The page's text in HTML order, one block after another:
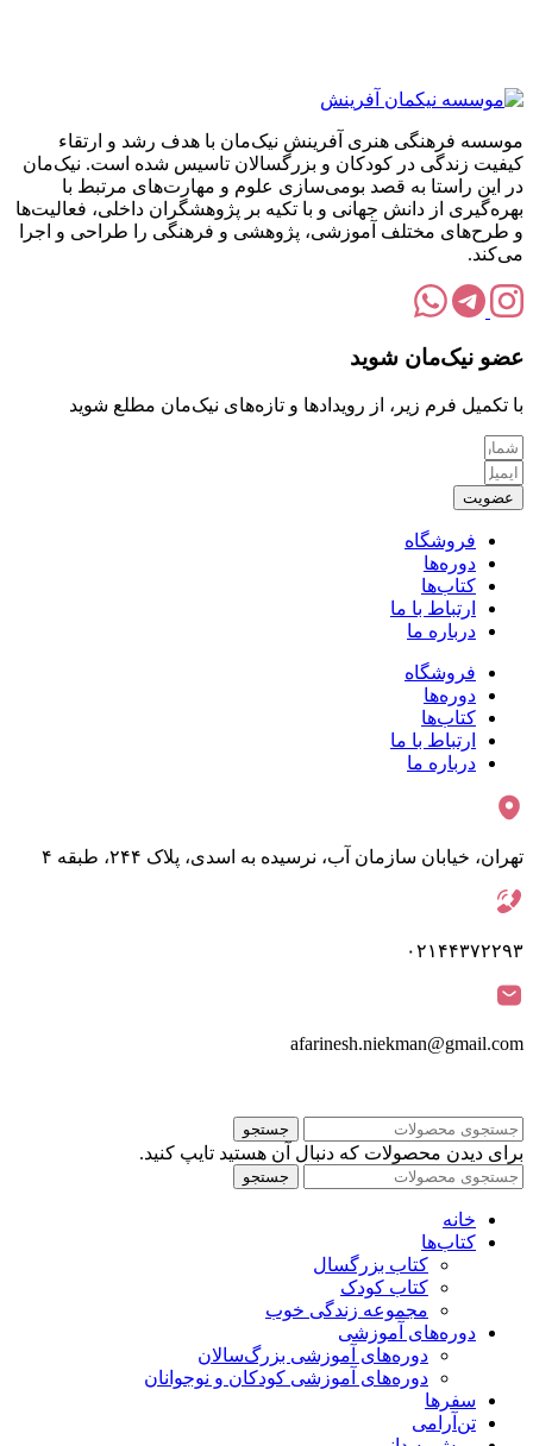
موسسه فرهنگی هنری آفرینش نیک‌مان با هدف رشد و ارتقاء
کیفیت زندگی در کودکان و بزرگسالان تاسیس شده است. نیک‌مان
در این راستا به قصد بومی‌سازی علوم و مهارت‌های مرتبط با
بهره‌گیری از دانش جهانی و با تکیه بر پژوهشگران داخلی، فعالیت‌ها
و طرح‌های مختلف آموزشی، پژوهشی و فرهنگی را طراحی و اجرا
می‌کند.
عضو نیک‌مان شوید
با تکمیل فرم زیر، از رویدادها و تازه‌های نیک‌مان مطلع شوید
عضویت
فروشگاه
دوره‌ها
کتاب‌ها
ارتباط با ما
درباره ما
فروشگاه
دوره‌ها
کتاب‌ها
ارتباط با ما
درباره ما
تهران، خیابان سازمان آب، نرسیده به اسدی، پلاک ۲۴۴، طبقه ۴
۰۲۱۴۴۳۷۲۲۹۳
afarinesh.niekman@gmail.com
جستجو
برای دیدن محصولات که دنبال آن هستید تایپ کنید.
جستجو
خانه
کتاب‌ها
کتاب بزرگسال
کتاب کودک
مجموعه زندگی خوب
دوره‌های آموزشی
دوره‌های آموزشی بزرگ‌سالان
دوره‌های آموزشی کودکان و نوجوانان
سفرها
تن‌آرامی